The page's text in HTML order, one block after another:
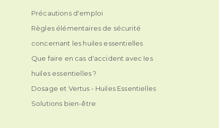
Précautions d'emploi
Règles élémentaires de sécurité
concernant les huiles essentielles
Que faire en cas d'accident avec les
huiles essentielles ?
Dosage et Vertus - Huiles Essentielles
Solutions bien-être